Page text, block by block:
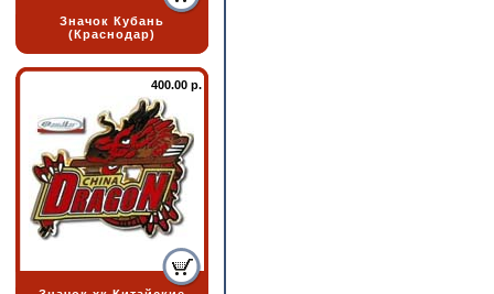
Значок Кубань
(Краснодар)
400.00 р.